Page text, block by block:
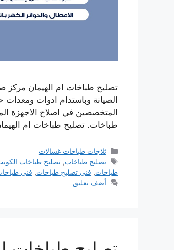
تصليح طباخات ام الهيمان مركز
الصيانة وباستدام ادوات
المتخصصين في اصلاح الاجهزة
طباخات. تصليح طباخات ام
التصنيفات
ثلاجات طباخات غسالات
الوسوم
تصليح طباخات,تصليح طباخات
طباخات, فني تصليح طباخات, فني
أضف تعليق